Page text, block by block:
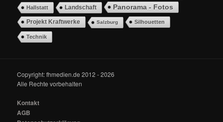
Hallstatt Landschaft Panorama - Fotos
Projekt Kraftwerke Salzburg Silhouetten
Technik
Copyright: fhmedien.de 2012 - 2026
Alle Rechte vorbehalten
Kontakt
AGB